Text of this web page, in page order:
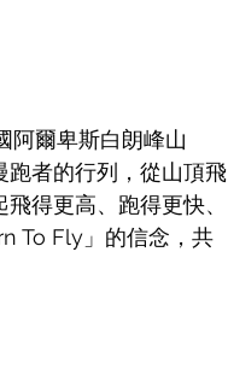
阿爾卑斯白朗峰山
跑者的行列，從山頂飛
得更高、跑得更快、
To Fly」的信念，共